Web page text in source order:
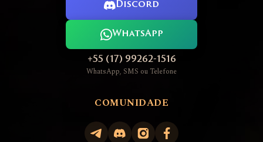
Discord
WhatsApp
+55 (17) 99262-1516
WhatsApp, SMS ou Telefone
COMUNIDADE